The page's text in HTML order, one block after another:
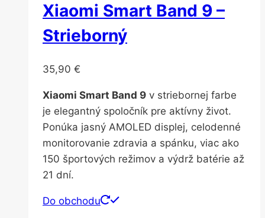
Xiaomi Smart Band 9 –
Strieborný
35,90 €
Xiaomi Smart Band 9 v striebornej farbe
je elegantný spoločník pre aktívny život.
Ponúka jasný AMOLED displej, celodenné
monitorovanie zdravia a spánku, viac ako
150 športových režimov a výdrž batérie až
21 dní.
Do obchodu